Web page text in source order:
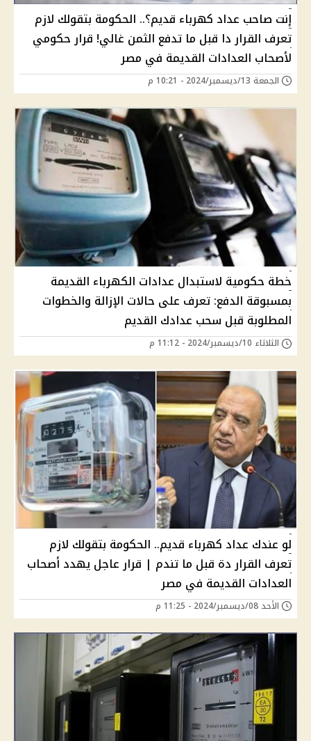
إنت صاحب عداد كهرباء قديم؟.. الحكومة بتقولك لازم
تعرف القرار دا قبل ما تدفع الثمن غالي! قرار حكومي
لأصحاب العدادات القديمة في مصر
الجمعة 13/ديسمبر/2024 - 10:21 م
خطة حكومية لاستبدال عدادات الكهرباء القديمة
بمسبوقة الدفع: تعرف على حالات الإزالة والخطوات
المطلوبة قبل سحب عدادك القديم
الثلاثاء 10/ديسمبر/2024 - 11:12 م
لو عندك عداد كهرباء قديم.. الحكومة بتقولك لازم
تعرف القرار دة قبل ما تندم | قرار عاجل يهدد أصحاب
العدادات القديمة في مصر
الأحد 08/ديسمبر/2024 - 11:25 م